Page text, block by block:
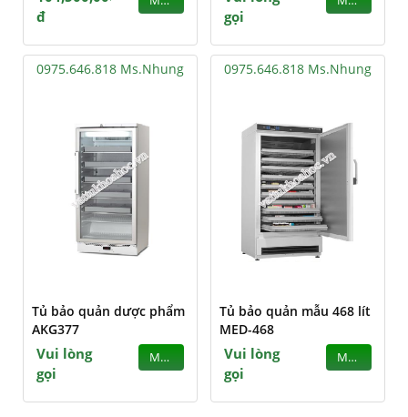
đ
gọi
0975.646.818 Ms.Nhung
Tủ bảo quản dược phẩm
AKG377
Vui lòng
gọi
MUA
0975.646.818 Ms.Nhung
Tủ bảo quản mẫu 468 lít
MED-468
Vui lòng
gọi
MUA